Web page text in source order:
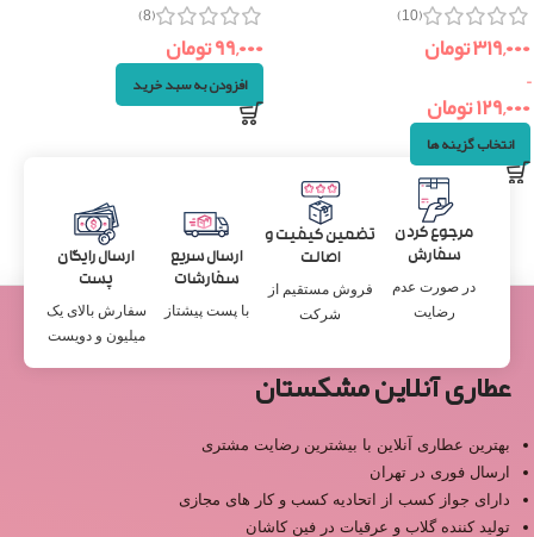
(10)
۳۱۹,۰۰۰تومان
–
۱۲۹,۰۰۰تومان
انتخاب گزینه ها
(8)
۹۹,۰۰۰تومان
افزودن به سبد خرید
مرجوع کردن
سفارش
در صورت عدم
رضایت
تضمین کیفیت و
اصالت
فروش مستقیم از
شرکت
ارسال سریع
سفارشات
با پست پیشتاز
ارسال رایگان
پست
سفارش بالای یک
میلیون و دویست
عطاری آنلاین مشکستان
بهترین عطاری آنلاین با بیشترین رضایت مشتری
ارسال فوری در تهران
دارای جواز کسب از اتحادیه کسب و کار های مجازی
تولید کننده گلاب و عرقیات در فین کاشان